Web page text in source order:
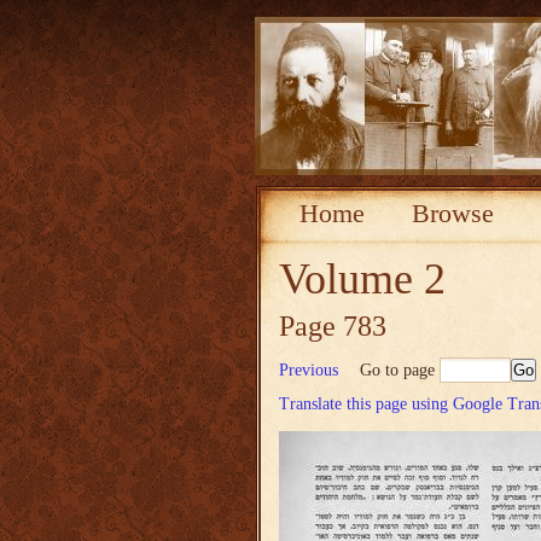
Home Browse
Volume 2
Page 783
Previous
Go to page
Translate this page using Google